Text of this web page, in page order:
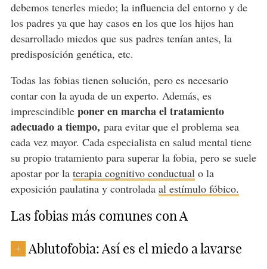
debemos tenerles miedo; la influencia del entorno y de
los padres ya que hay casos en los que los hijos han
desarrollado miedos que sus padres tenían antes, la
predisposición genética, etc.
Todas las fobias tienen solución, pero es necesario
contar con la ayuda de un experto. Además, es
imprescindible poner en marcha el tratamiento
adecuado a tiempo, para evitar que el problema sea
cada vez mayor. Cada especialista en salud mental tiene
su propio tratamiento para superar la fobia, pero se suele
apostar por la terapia cognitivo conductual o la
exposición paulatina y controlada al estímulo fóbico.
Las fobias más comunes con A
+ Ablutofobia: Así es el miedo a lavarse